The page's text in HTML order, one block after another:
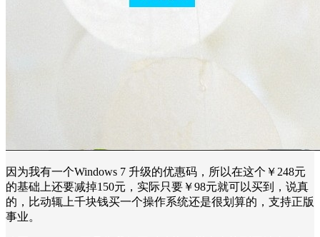
因为我有一个Windows 7 升级的优惠码，所以在这个￥248元
的基础上还要减掉150元，实际只要￥98元就可以买到，说真
的，比动辄上千块钱买一个操作系统还是很划算的，支持正版
事业。